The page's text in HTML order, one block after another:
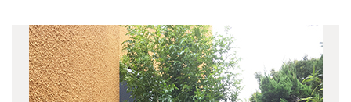
浜田山の家 1710竣工 (1)
吉祥寺北町の家 (4)
目黒の集合住宅 1709竣工 (5)